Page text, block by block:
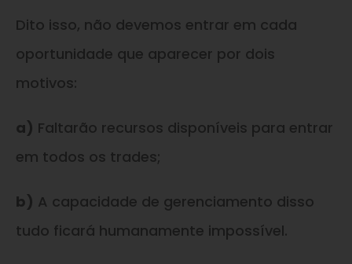
Dito isso, não devemos entrar em cada
oportunidade que aparecer por dois
motivos:
a) Faltarão recursos disponíveis para entrar
em todos os trades;
b) A capacidade de gerenciamento disso
tudo ficará humanamente impossível.